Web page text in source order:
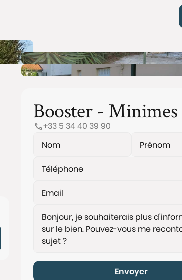
Booster - Minimes
+33 5 34 40 39 90
Envoyer